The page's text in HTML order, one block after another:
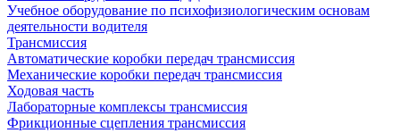
Учебное оборудование по психофизиологическим основам
деятельности водителя
Трансмиссия
Автоматические коробки передач трансмиссия
Механические коробки передач трансмиссия
Ходовая часть
Лабораторные комплексы трансмиссия
Фрикционные сцепления трансмиссия